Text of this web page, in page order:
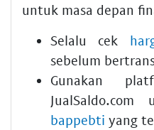
untuk masa depan
Selalu cek
sebelum
Gunakan
JualSaldo.com
bappebti yang